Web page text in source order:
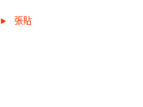
► 張貼